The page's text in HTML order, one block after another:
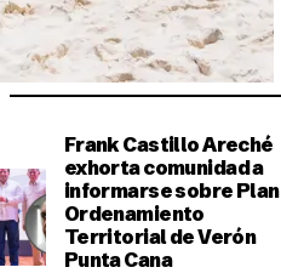
Frank Castillo Areché
exhorta comunidad a
informarse sobre Plan
Ordenamiento
Territorial de Verón
Punta Cana